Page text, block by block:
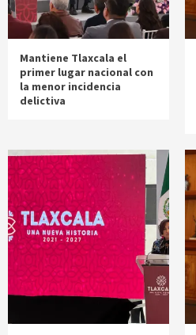
Mantiene Tlaxcala el
primer lugar nacional con
la menor incidencia
delictiva